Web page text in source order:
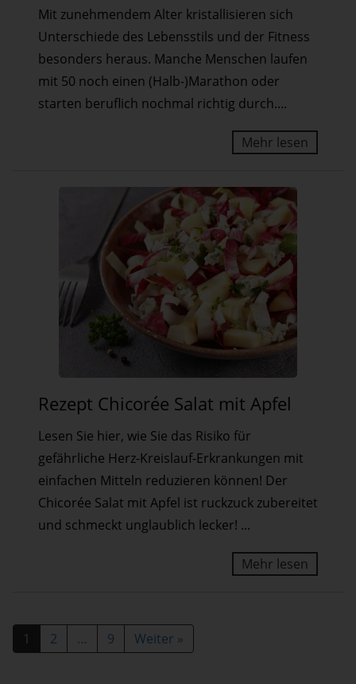
Lebens
–
Schlüsselfaktoren
und
Einflussmöglichkeiten
Mit zunehmendem Alter kristallisieren sich
Unterschiede des Lebensstils und der Fitness
besonders heraus. Manche Menschen laufen
mit 50 noch einen (Halb-)Marathon oder
starten beruflich nochmal richtig durch....
Mehr lesen
Chicorée
Salat
mit
Apfel
Rezept Chicorée Salat mit Apfel
Lesen Sie hier, wie Sie das Risiko für
gefährliche Herz-Kreislauf-Erkrankungen mit
einfachen Mitteln reduzieren können! Der
Chicorée Salat mit Apfel ist ruckzuck zubereitet
und schmeckt unglaublich lecker! ...
Mehr lesen
S
e
1 2 … 9 Weiter »